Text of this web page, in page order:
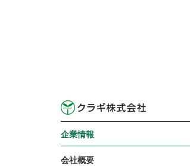
企業情報
会社概要